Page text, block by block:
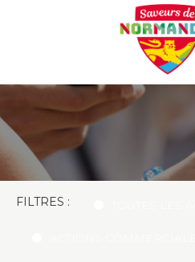
FILTRES :
Panneau de gestion des cookies